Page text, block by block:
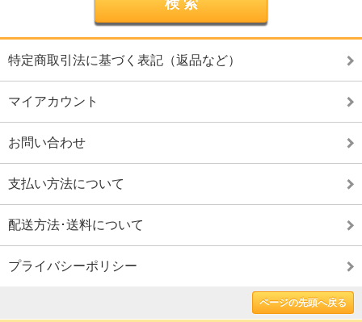
特定商取引法に基づく表記（返品など）
マイアカウント
お問い合わせ
支払い方法について
配送方法･送料について
プライバシーポリシー
ページの先頭へ戻る